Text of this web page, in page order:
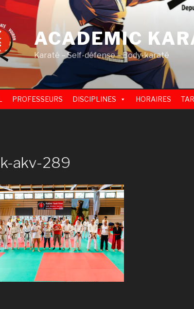
ACADEMIC
Karaté – Self-défense – Body-karaté
PROFESSEURS DISCIPLINES HORAIRES
akv-289